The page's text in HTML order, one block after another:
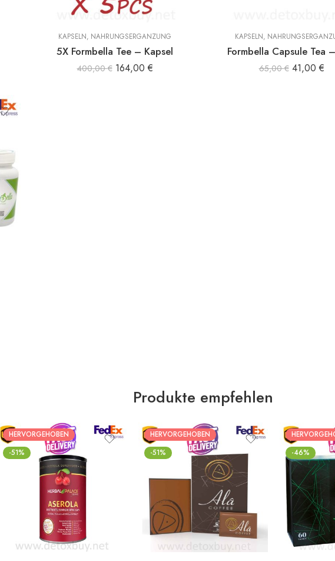
KAPSELN, NAHRUNGSERGÄNZUNG
5X Formbella Tee – Kapsel
400,00€ 164,00 €
KAPSELN,
Formbella Capsule Tea
65,00€ 41,00 €
Produkte empfehlen
HERVORGEHOBEN
-51%
HERVORGEHOBEN
-51%
-46%